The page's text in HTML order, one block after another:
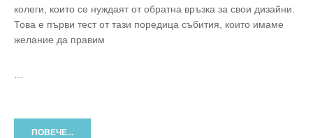
колеги, които се нуждаят от обратна връзка за свои дизайни.
Това е първи тест от тази поредица събития, които имаме
желание да правим
ПОВЕЧЕ...